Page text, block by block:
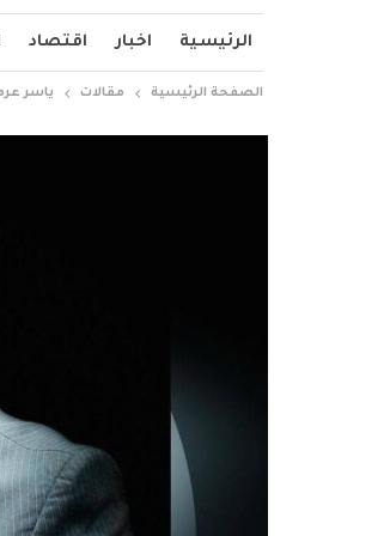
الرئيسية اخبار اقتصاد
الصفحة الرئيسية مقالات ياسر عرمان